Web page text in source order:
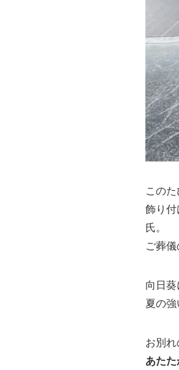
このた
飾り付
氏。
ご葬
向日
夏の
お別れ
あたた